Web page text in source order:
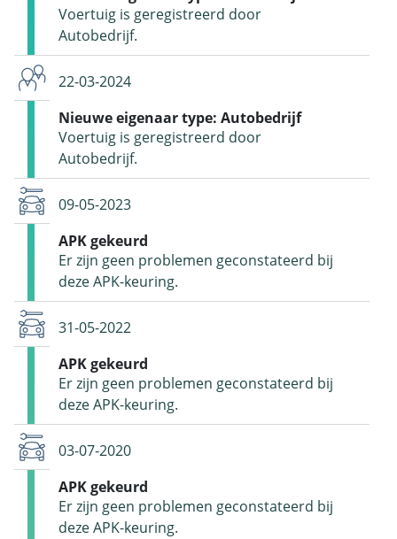
Voertuig is geregistreerd door
Autobedrijf.
22-03-2024
Nieuwe eigenaar type: Autobedrijf
Voertuig is geregistreerd door
Autobedrijf.
09-05-2023
APK gekeurd
Er zijn geen problemen geconstateerd bij
deze APK-keuring.
31-05-2022
APK gekeurd
Er zijn geen problemen geconstateerd bij
deze APK-keuring.
03-07-2020
APK gekeurd
Er zijn geen problemen geconstateerd bij
deze APK-keuring.